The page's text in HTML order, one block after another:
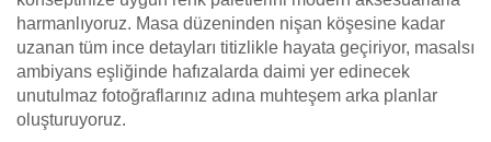
harmanlıyoruz. Masa düzeninden nişan köşesine kadar
uzanan tüm ince detayları titizlikle hayata geçiriyor, masalsı
ambiyans eşliğinde hafızalarda daimi yer edinecek
unutulmaz fotoğraflarınız adına muhteşem arka planlar
oluşturuyoruz.